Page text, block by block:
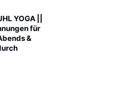
YOGA ||
für
&